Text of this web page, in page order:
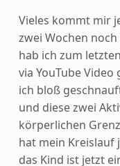
Vieles kommt mir
zwei Wochen
hab ich zum
via YouTube
ich bloß
und diese zwei
körperlichen
hat mein Kreislauf
das Kind ist jetzt